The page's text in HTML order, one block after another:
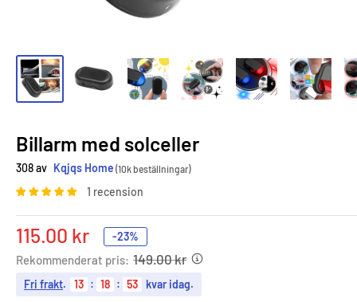
Billarm med solceller
308 av Kqjqs Home (10k beställningar)
1 recension
Sale
price
115.00 kr -23%
Rekommenderat pris: 149.00 kr
Fri frakt. 13 : 18 : 51 kvar idag.